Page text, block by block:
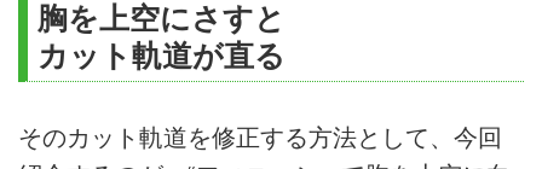
胸を上空にさすと
カット軌道が直る
そのカット軌道を修正する方法として、今回